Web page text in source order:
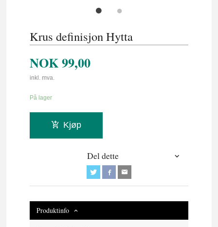
Krus definisjon Hytta
NOK99,00
inkl. mva.
På lager
Kjøp
Del dette
Produktinfo